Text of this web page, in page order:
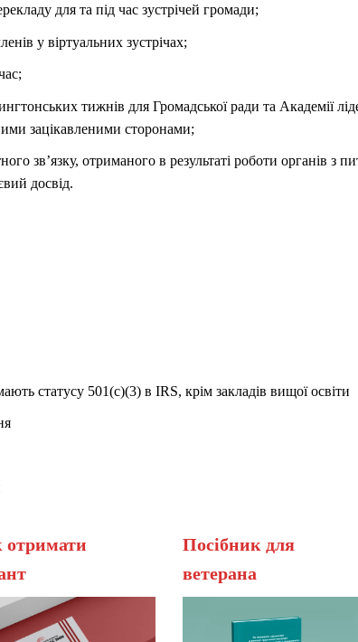
для та під час зустрічей громади;
у віртуальних зустрічах;
тижнів для Громадської ради та Академії
зацікавленими сторонами;
зв’язку, отриманого в результаті роботи органів з
досвід.
статусу 501(c)(3) в IRS, крім закладів вищої освіти
отримати
Посібник для